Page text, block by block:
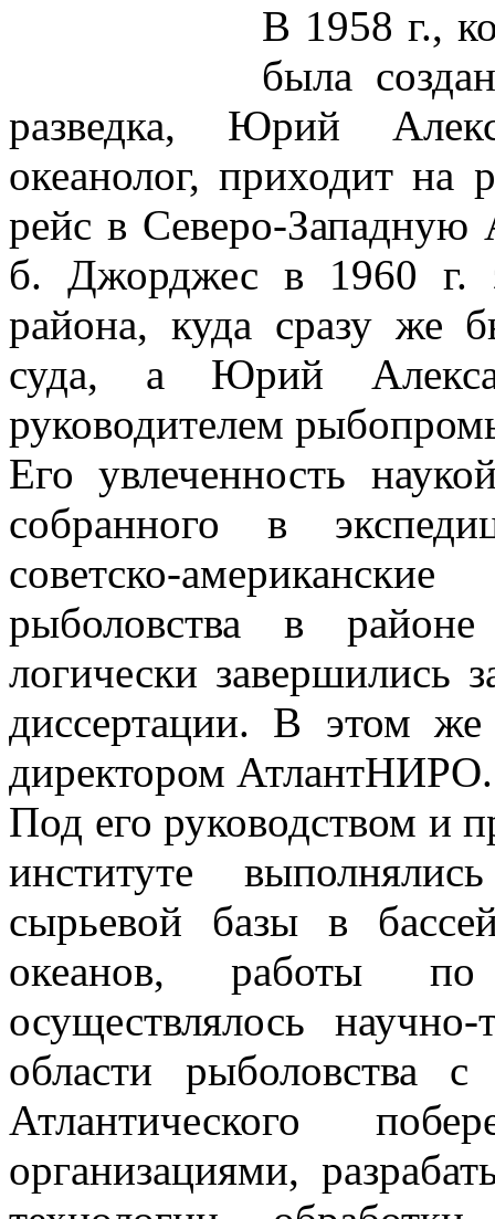
В 1958 г.,
была
разведка, Юрий
океанолог, приходит
рейс в Северо-Западную
б. Джорджес в 1960 г.
района, куда сразу же
суда, а Юрий
руководителем
Его увлеченность
собранного в
советско-
рыболовства в районе
логически завершились
диссертации. В этом
директором АтлантНИРО.
Под его руководством и
институте
сырьевой базы в
океанов, работы по
осуществлялось
области рыболовства с
Атлантического
организациями,